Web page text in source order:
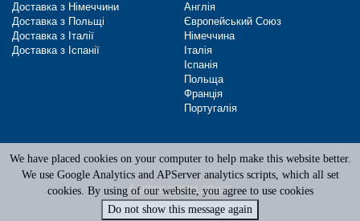
Доставка з Німеччини
Доставка з Польщі
Доставка з Італії
Доставка з Іспанії
Англія
Європейський Союз
Німеччина
Італія
Іспанія
Польща
Франція
Португалія
Terms of Service
Privacy Policy
Адреси наших офісів
We have placed cookies on your computer to help make this website better.
We use Google Analytics and APServer analytics scripts, which all set
cookies. By using of our website, you agree to use cookies
Do not show this message again